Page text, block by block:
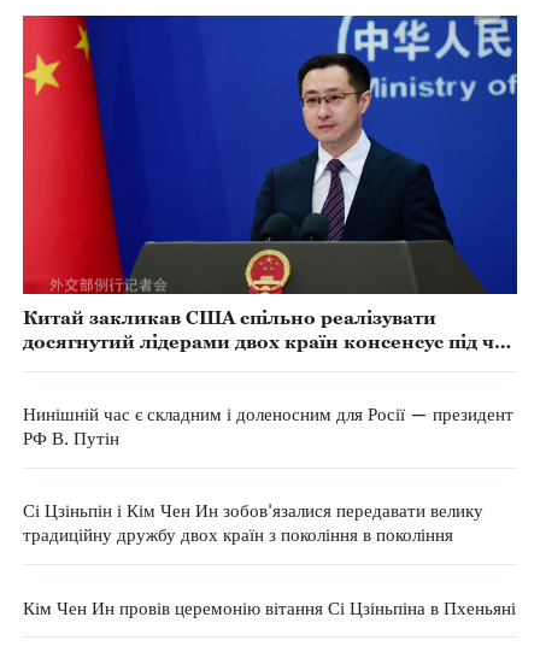
Китай закликав США спільно реалізувати
досягнутий лідерами двох країн консенсус під час
Нинішній час є складним і доленосним для Росії — президент
РФ В. Путін
Сі Цзіньпін і Кім Чен Ин зобов'язалися передавати велику
традиційну дружбу двох країн з покоління в покоління
Кім Чен Ин провів церемонію вітання Сі Цзіньпіна в Пхеньяні